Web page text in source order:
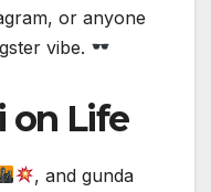
or anyone
vibe.
on Life
, and gunda